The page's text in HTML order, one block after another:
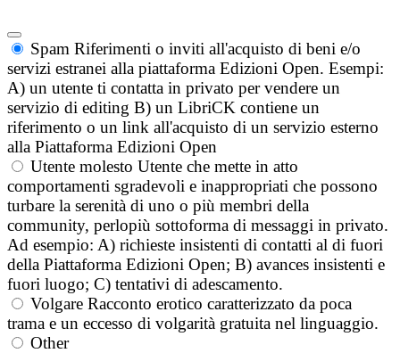
Spam Riferimenti o inviti all'acquisto di beni e/o
servizi estranei alla piattaforma Edizioni Open. Esempi:
A) un utente ti contatta in privato per vendere un
servizio di editing B) un LibriCK contiene un
riferimento o un link all'acquisto di un servizio esterno
alla Piattaforma Edizioni Open
Utente molesto Utente che mette in atto
comportamenti sgradevoli e inappropriati che possono
turbare la serenità di uno o più membri della
community, perlopiù sottoforma di messaggi in privato.
Ad esempio: A) richieste insistenti di contatti al di fuori
della Piattaforma Edizioni Open; B) avances insistenti e
fuori luogo; C) tentativi di adescamento.
Volgare Racconto erotico caratterizzato da poca
trama e un eccesso di volgarità gratuita nel linguaggio.
Other